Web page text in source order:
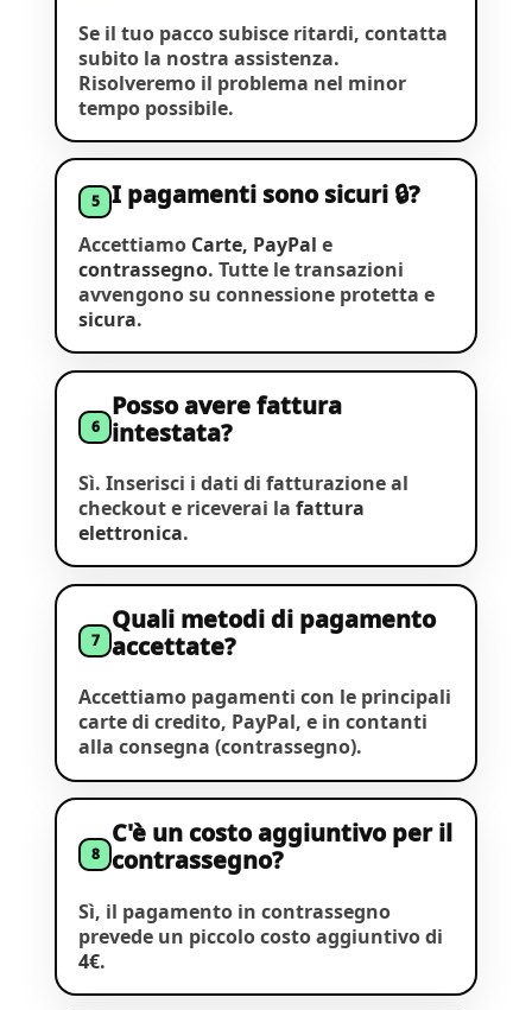
Se il tuo pacco subisce ritardi, contatta
subito la nostra assistenza.
Risolveremo il problema nel minor
tempo possibile.
5 I pagamenti sono sicuri 🔒?
Accettiamo Carte, PayPal e
contrassegno. Tutte le transazioni
avvengono su connessione protetta e
sicura.
6
Posso avere fattura
intestata?
Sì. Inserisci i dati di fatturazione al
checkout e riceverai la fattura
elettronica.
7
Quali metodi di pagamento
accettate?
Accettiamo pagamenti con le principali
carte di credito, PayPal, e in contanti
alla consegna (contrassegno).
8
C'è un costo aggiuntivo per il
contrassegno?
Sì, il pagamento in contrassegno
prevede un piccolo costo aggiuntivo di
4€.